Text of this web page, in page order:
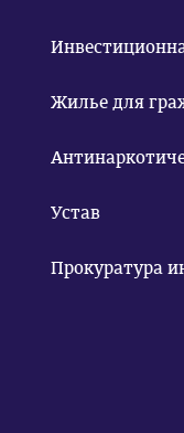
Жилье для
Устав
Прокуратура